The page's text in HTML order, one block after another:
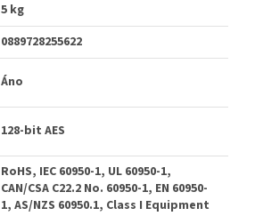
5 kg
0889728255622
Áno
128-bit AES
RoHS, IEC 60950-1, UL 60950-1,
CAN/CSA C22.2 No. 60950-1, EN 60950-
1, AS/NZS 60950.1, Class I Equipment